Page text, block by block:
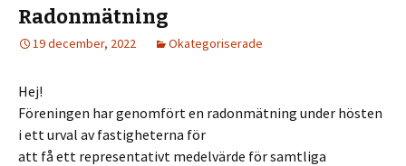
Radonmätning
19 december, 2022 Okategoriserade
Hej!
Föreningen har genomfört en radonmätning under hösten
i ett urval av fastigheterna för
att få ett representativt medelvärde för samtliga